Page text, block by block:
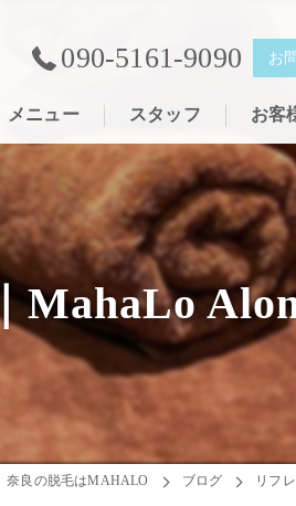
090-5161-9090 お
メニュー スタッフ お客
MahaLo
奈良の脱毛はMAHALO ブログ リフ